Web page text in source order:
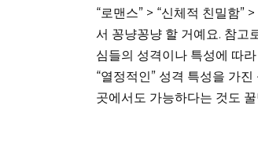
“로맨스” > “신체적 친밀함”
서 꽁냥꽁냥 할 거예요. 참고
심들의 성격이나 특성에 따
“열정적인” 성격 특성을 가
곳에서도 가능하다는 것도